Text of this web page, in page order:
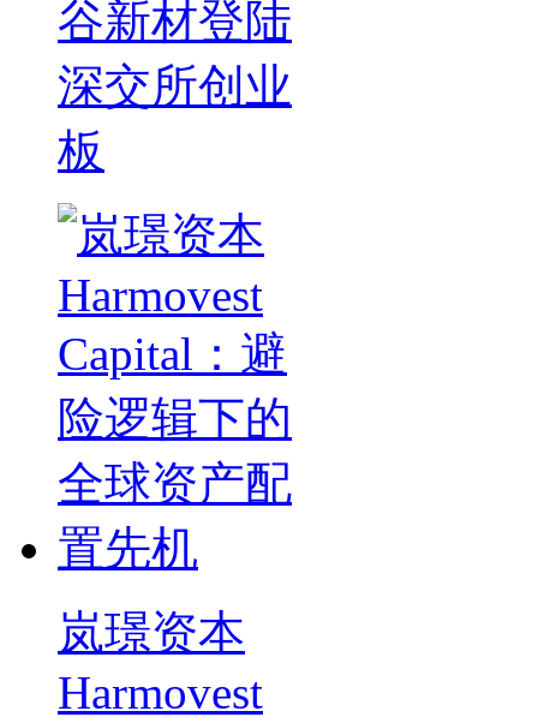
谷新材登陆
深交所创业
板
岚璟资本
Harmovest